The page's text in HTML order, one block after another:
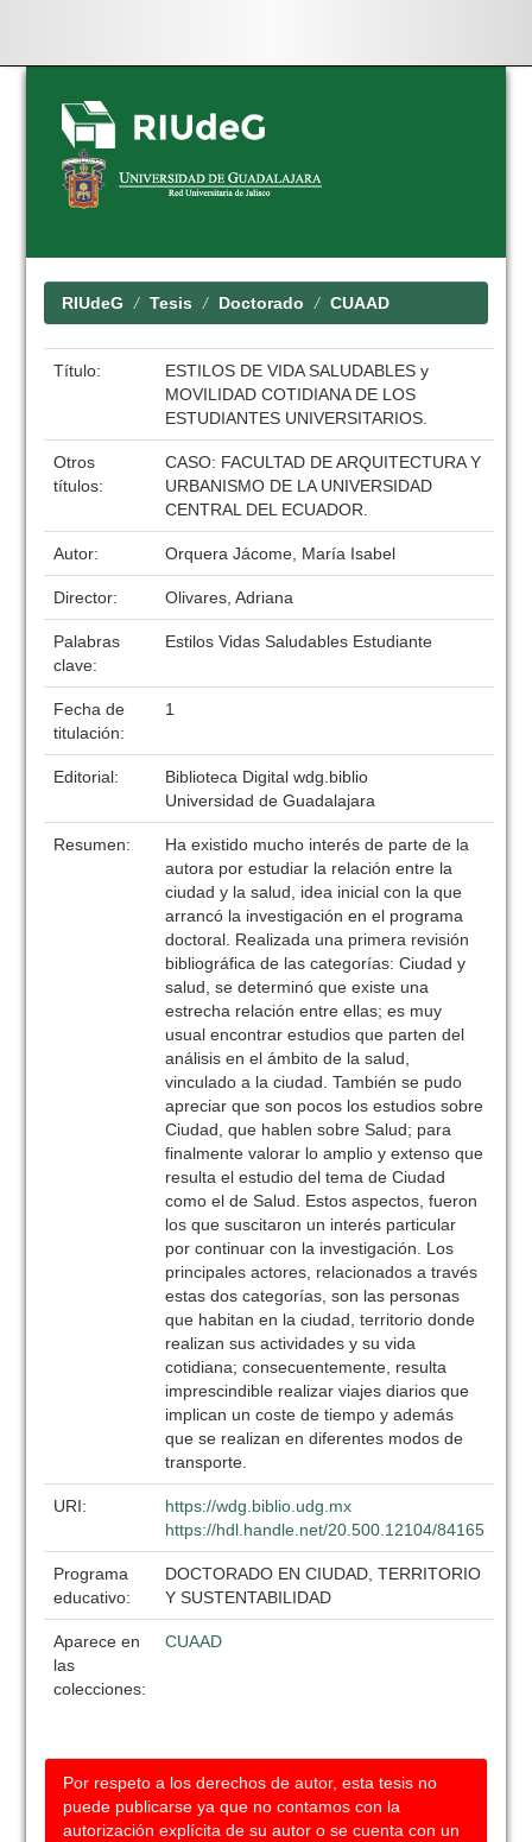
Skip
navigation
RIUdeG Tesis Doctorado CUAAD
Título:
ESTILOS DE VIDA SALUDABLES y
MOVILIDAD COTIDIANA DE LOS
ESTUDIANTES UNIVERSITARIOS.
Otros
títulos:
CASO: FACULTAD DE ARQUITECTURA Y
URBANISMO DE LA UNIVERSIDAD
CENTRAL DEL ECUADOR.
Autor: Orquera Jácome, María Isabel
Director: Olivares, Adriana
Palabras
clave:
Estilos Vidas Saludables Estudiante
Fecha de
titulación:
1
Editorial:
Biblioteca Digital wdg.biblio
Universidad de Guadalajara
Resumen:
Ha existido mucho interés de parte de la
autora por estudiar la relación entre la
ciudad y la salud, idea inicial con la que
arrancó la investigación en el programa
doctoral. Realizada una primera revisión
bibliográfica de las categorías: Ciudad y
salud, se determinó que existe una
estrecha relación entre ellas; es muy
usual encontrar estudios que parten del
análisis en el ámbito de la salud,
vinculado a la ciudad. También se pudo
apreciar que son pocos los estudios sobre
Ciudad, que hablen sobre Salud; para
finalmente valorar lo amplio y extenso que
resulta el estudio del tema de Ciudad
como el de Salud. Estos aspectos, fueron
los que suscitaron un interés particular
por continuar con la investigación. Los
principales actores, relacionados a través
estas dos categorías, son las personas
que habitan en la ciudad, territorio donde
realizan sus actividades y su vida
cotidiana; consecuentemente, resulta
imprescindible realizar viajes diarios que
implican un coste de tiempo y además
que se realizan en diferentes modos de
transporte.
URI:
https://wdg.biblio.udg.mx
https://hdl.handle.net/20.500.12104/84165
Programa
educativo:
DOCTORADO EN CIUDAD, TERRITORIO
Y SUSTENTABILIDAD
Aparece en
las
colecciones:
CUAAD
Por respeto a los derechos de autor, esta tesis no
puede publicarse ya que no contamos con la
autorización explícita de su autor o se cuenta con un